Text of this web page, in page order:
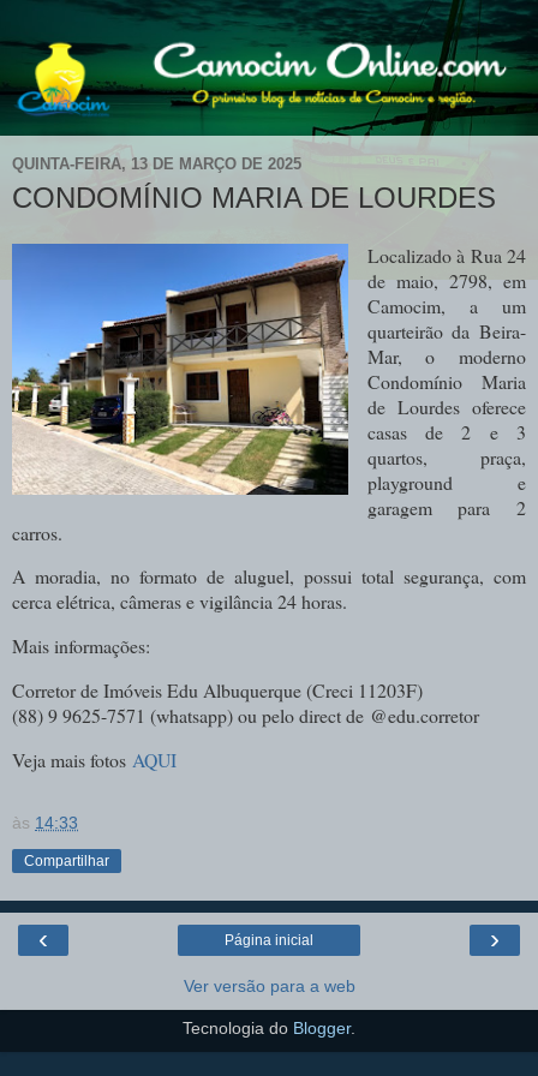
QUINTA-FEIRA, 13 DE MARÇO DE 2025
CONDOMÍNIO MARIA DE LOURDES
Localizado à Rua 24
de maio, 2798, em
Camocim, a um
quarteirão da Beira-
Mar, o moderno
Condomínio Maria
de Lourdes oferece
casas de 2 e 3
quartos, praça,
playground e
garagem para 2
carros.
A moradia, no formato de aluguel, possui total segurança, com
cerca elétrica, câmeras e vigilância 24 horas.
Mais informações:
Corretor de Imóveis Edu Albuquerque (Creci 11203F)
(88) 9 9625-7571 (whatsapp) ou pelo direct de @edu.corretor
Veja mais fotos AQUI
às 14:33
Compartilhar
‹ ›
Página inicial
Ver versão para a web
Tecnologia do Blogger.